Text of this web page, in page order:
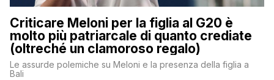
Criticare Meloni per la figlia al G20 è
molto più patriarcale di quanto crediate
(oltreché un clamoroso regalo)
Le assurde polemiche su Meloni e la presenza della figlia a
Bali